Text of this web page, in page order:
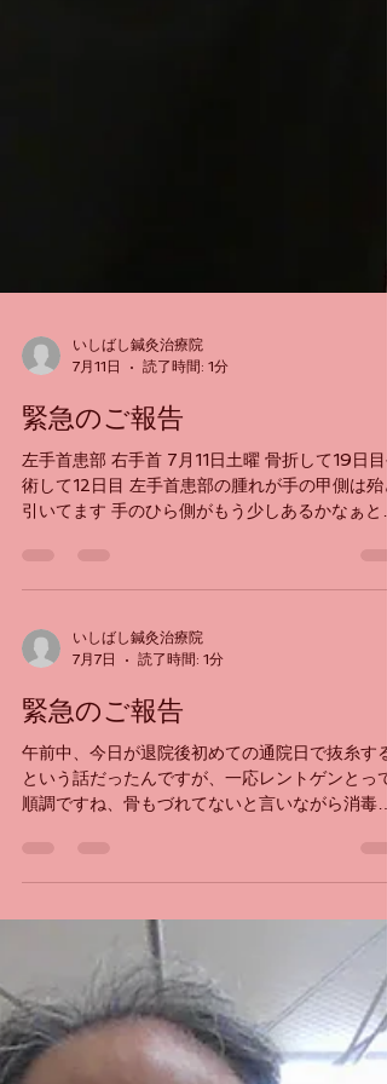
いしばし鍼灸治療院
7月11日
読了時間: 1分
術して12日目 左手首患部の腫れが手の甲側は殆
引いてます 手のひら側がもう少しあるかなぁと
てますが、筋力が無理はしたくないのでわかりま
せんが、半分程度は回復していると思います。
たいものを持つことがないので今日も治療には影
響はなかったです。 ご心配なく順調のようです
ではまた来週👌
いしばし鍼灸治療院
7月7日
読了時間: 1分
という話だったんですが、一応レントゲンとって
順調ですね、骨もづれてないと言いながら消毒だ
けして、抜糸は術後10日目の木曜日にしましょう
と医師に言われまだ塞がってないんですかと尋ね
たら、大体10日をめどにしてると言われなら今日
は何だったんだろうと、あれっという感じでし